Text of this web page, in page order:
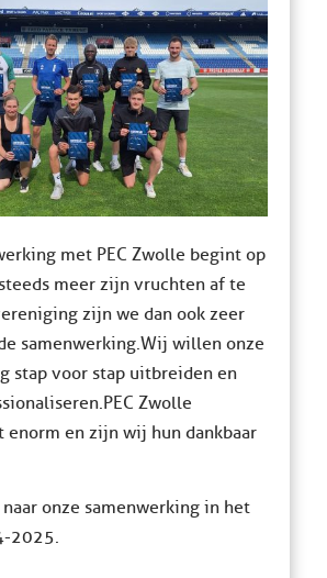
met PEC Zwolle begint op
meer zijn vruchten af te
zijn we dan ook zeer
samenwerking. Wij willen onze
stap voor stap uitbreiden en
PEC Zwolle
en zijn wij hun dankbaar
onze samenwerking in het
2025.